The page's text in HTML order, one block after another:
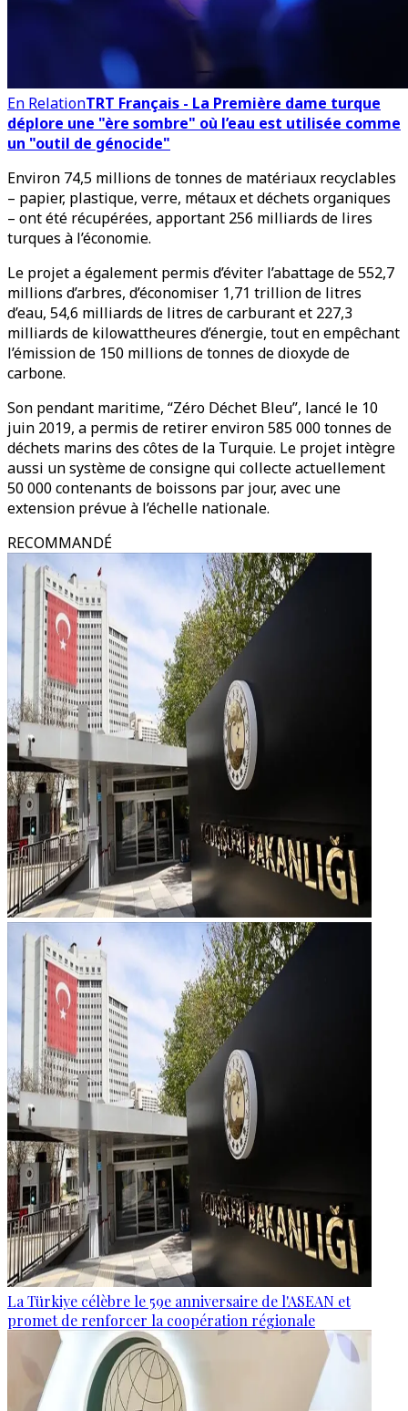
En RelationTRT Français - La Première dame turque
déplore une "ère sombre" où l’eau est utilisée comme
un "outil de génocide"
Environ 74,5 millions de tonnes de matériaux recyclables
– papier, plastique, verre, métaux et déchets organiques
– ont été récupérées, apportant 256 milliards de lires
turques à l’économie.
Le projet a également permis d’éviter l’abattage de 552,7
millions d’arbres, d’économiser 1,71 trillion de litres
d’eau, 54,6 milliards de litres de carburant et 227,3
milliards de kilowattheures d’énergie, tout en empêchant
l’émission de 150 millions de tonnes de dioxyde de
carbone.
Son pendant maritime, “Zéro Déchet Bleu”, lancé le 10
juin 2019, a permis de retirer environ 585 000 tonnes de
déchets marins des côtes de la Turquie. Le projet intègre
aussi un système de consigne qui collecte actuellement
50 000 contenants de boissons par jour, avec une
extension prévue à l’échelle nationale.
RECOMMANDÉ
La Türkiye célèbre le 59e anniversaire de l'ASEAN et
promet de renforcer la coopération régionale